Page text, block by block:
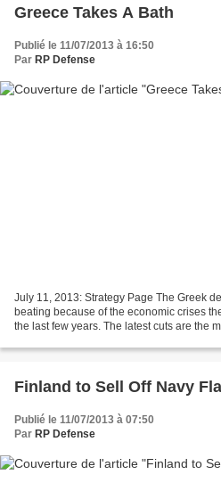
Greece Takes A Bath
Publié le 11/07/2013 à 16:50
Par RP Defense
July 11, 2013: Strategy Page The Greek
beating because of the economic crises
the last few years. The latest cuts are the
Finland to Sell Off Navy
Publié le 11/07/2013 à 07:50
Par RP Defense